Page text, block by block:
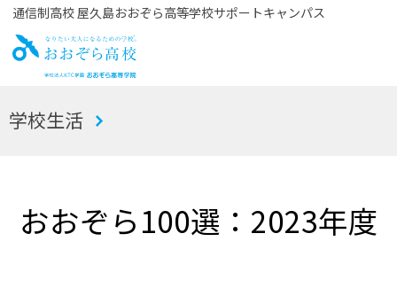
通信制高校 屋久島おおぞら高等学校サポートキャンパス
お
学校生活
おおぞら100選：2023年度